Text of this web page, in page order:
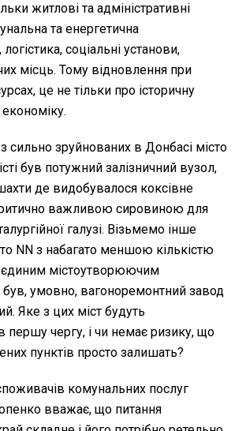
житлові та адміністративні
та енергетична
соціальні установи,
місць. Тому відновлення при
це не тільки про історичну
сильно зруйнованих в Донбасі місто
був потужний залізничний вузол,
де видобувалося коксівне
важливою сировиною для
галузі. Візьмемо інше
NN з набагато меншою кількістю
містоутворюючим
умовно, вагоноремонтний завод
Яке з цих міст будуть
першу чергу, і чи немає ризику, що
пунктів просто залишать?
комунальних послуг
вважає, що питання